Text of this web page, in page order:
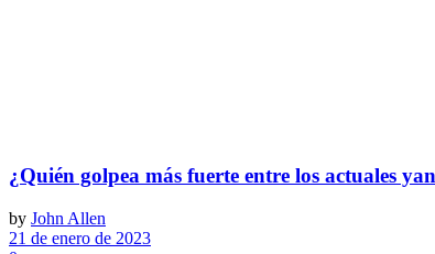
¿Quién golpea más fuerte entre los actuales
by John Allen
21 de enero de 2023